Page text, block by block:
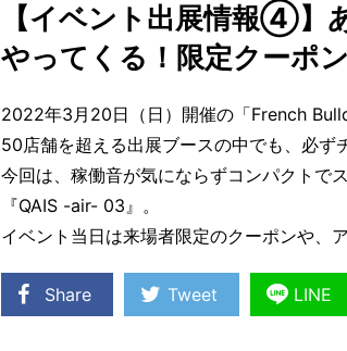
【イベント出展情報④】
やってくる！限定クーポ
2022年3月20日（日）開催の「French
50店舗を超える出展ブースの中でも、必ず
今回は、稼働音が気にならずコンパクトで
『QAIS -air- 03』。
イベント当日は来場者限定のクーポンや、
Share Tweet LINE